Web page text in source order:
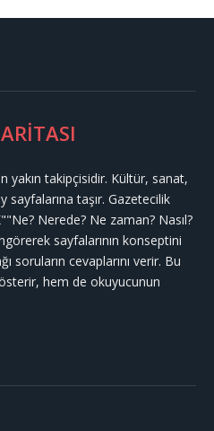
yakın takipçisidir. Kültür, sanat,
sayfalarına taşır. Gazetecilik
Nerede? Ne zaman? Nasıl?
sayfalarının konseptini
soruların cevaplarını verir. Bu
hem de okuyucunun